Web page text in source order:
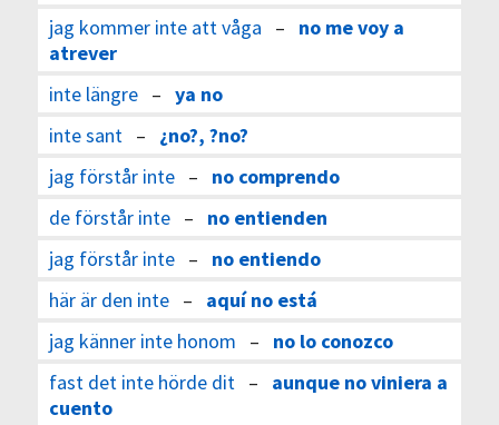
jag kommer inte att våga – no me voy a
atrever
inte längre– ya no
inte sant– ¿no?, ?no?
jag förstår inte– no comprendo
de förstår inte– no entienden
jag förstår inte– no entiendo
här är den inte– aquí no está
jag känner inte honom – no lo conozco
fast det inte hörde dit– aunque no viniera a
cuento